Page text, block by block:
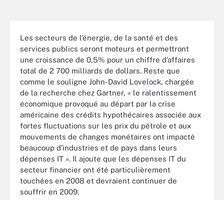
Les secteurs de l’énergie, de la santé et des
services publics seront moteurs et permettront
une croissance de 0,5% pour un chiffre d’affaires
total de 2 700 milliards de dollars. Reste que
comme le souligne John-David Lovelock, chargée
de la recherche chez Gartner, « le ralentissement
économique provoqué au départ par la crise
américaine des crédits hypothécaires associée aux
fortes fluctuations sur les prix du pétrole et aux
mouvements de changes monétaires ont impacté
beaucoup d’industries et de pays dans leurs
dépenses IT ». Il ajoute que les dépenses IT du
secteur financier ont été particulièrement
touchées en 2008 et devraient continuer de
souffrir en 2009.